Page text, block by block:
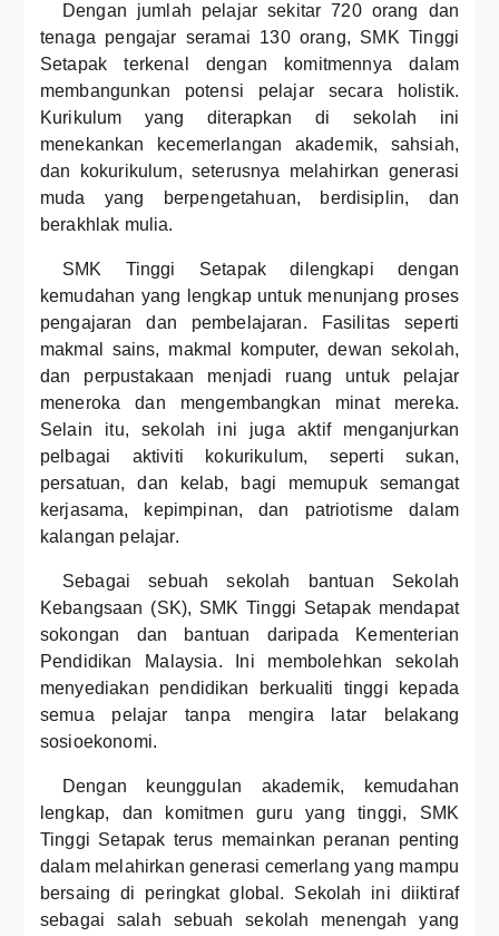
Dengan jumlah pelajar sekitar 720 orang dan
tenaga pengajar seramai 130 orang, SMK Tinggi
Setapak terkenal dengan komitmennya dalam
membangunkan potensi pelajar secara holistik.
Kurikulum yang diterapkan di sekolah ini
menekankan kecemerlangan akademik, sahsiah,
dan kokurikulum, seterusnya melahirkan generasi
muda yang berpengetahuan, berdisiplin, dan
berakhlak mulia.
SMK Tinggi Setapak dilengkapi dengan
kemudahan yang lengkap untuk menunjang proses
pengajaran dan pembelajaran. Fasilitas seperti
makmal sains, makmal komputer, dewan sekolah,
dan perpustakaan menjadi ruang untuk pelajar
meneroka dan mengembangkan minat mereka.
Selain itu, sekolah ini juga aktif menganjurkan
pelbagai aktiviti kokurikulum, seperti sukan,
persatuan, dan kelab, bagi memupuk semangat
kerjasama, kepimpinan, dan patriotisme dalam
kalangan pelajar.
Sebagai sebuah sekolah bantuan Sekolah
Kebangsaan (SK), SMK Tinggi Setapak mendapat
sokongan dan bantuan daripada Kementerian
Pendidikan Malaysia. Ini membolehkan sekolah
menyediakan pendidikan berkualiti tinggi kepada
semua pelajar tanpa mengira latar belakang
sosioekonomi.
Dengan keunggulan akademik, kemudahan
lengkap, dan komitmen guru yang tinggi, SMK
Tinggi Setapak terus memainkan peranan penting
dalam melahirkan generasi cemerlang yang mampu
bersaing di peringkat global. Sekolah ini diiktiraf
sebagai salah sebuah sekolah menengah yang